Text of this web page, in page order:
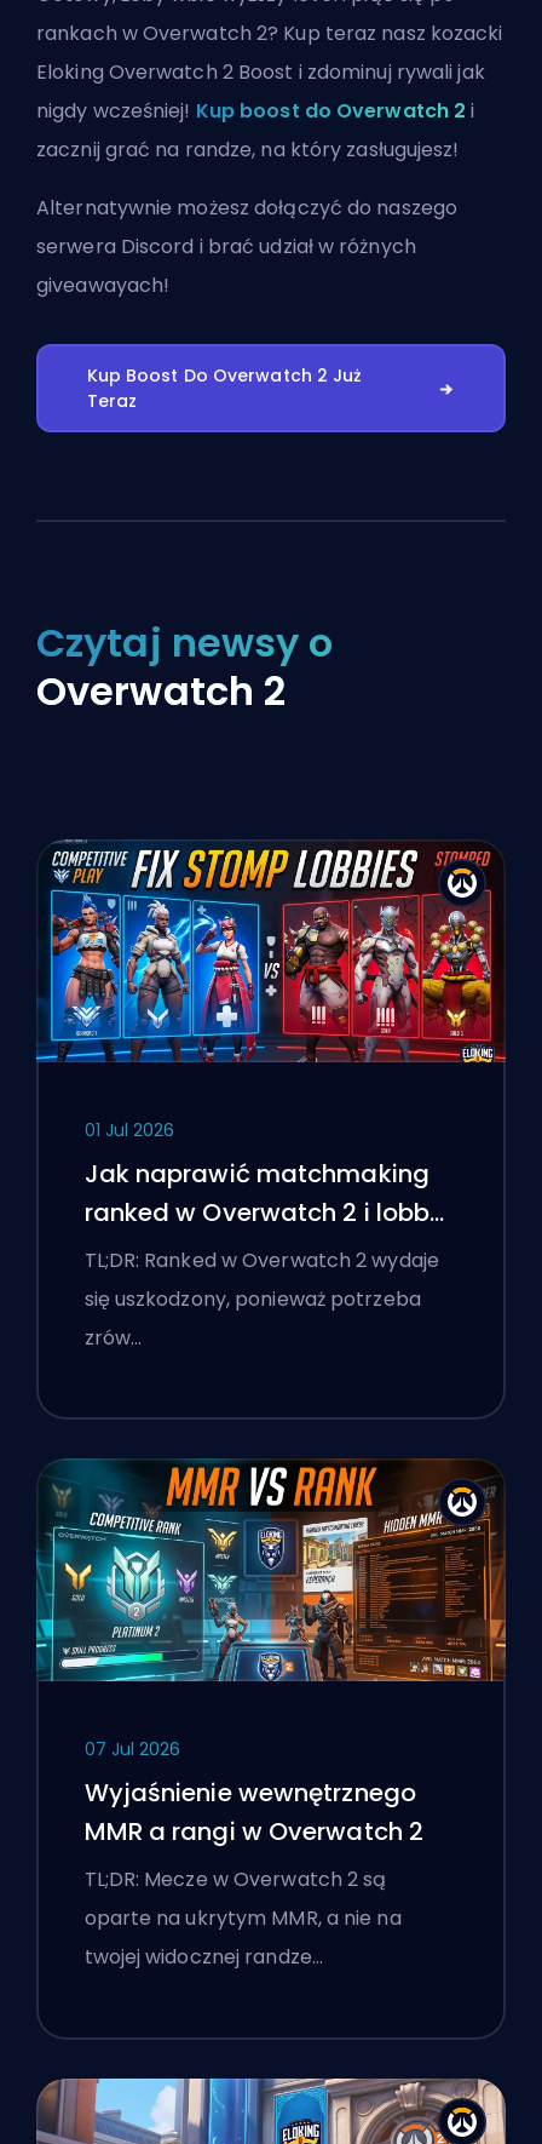
rankach w Overwatch 2? Kup teraz nasz kozacki
Eloking Overwatch 2 Boost i zdominuj rywali jak
nigdy wcześniej! Kup boost do Overwatch 2 i
zacznij grać na randze, na który zasługujesz!
Alternatywnie możeszdołączyć do naszego
serwera Discord i brać udział w różnych
giveawayach!
Kup Boost Do Overwatch 2 Już
Teraz
Czytaj newsy o
Overwatch 2
01 Jul 2026
Jak naprawić matchmaking
ranked w Overwatch 2 i lobby
'stomp'
TL;DR: Ranked w Overwatch 2 wydaje
się uszkodzony, ponieważ potrzeba
zrów…
07 Jul 2026
Wyjaśnienie wewnętrznego
MMR a rangi w Overwatch 2
TL;DR: Mecze w Overwatch 2 są
oparte na ukrytym MMR, a nie na
twojej widocznej randze…